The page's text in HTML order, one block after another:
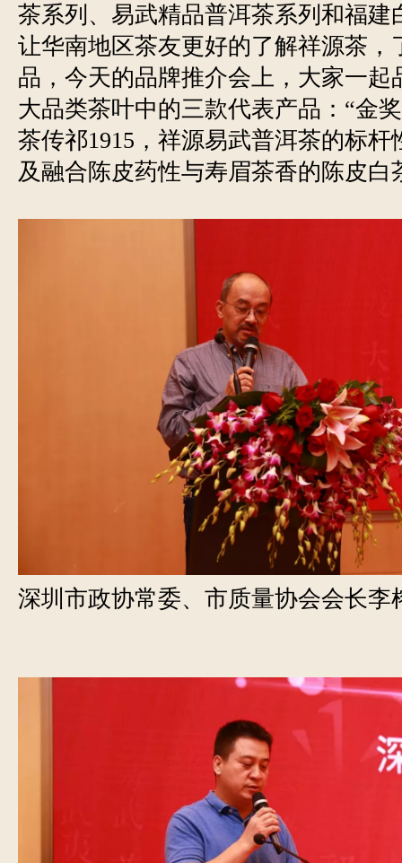
茶系列、易武精品普洱茶系列和福建
让华南地区茶友更好的了解祥源茶，
品，今天的品牌推介会上，大家一起
大品类茶叶中的三款代表产品：“金
茶传祁1915，祥源易武普洱茶的标杆
及融合陈皮药性与寿眉茶香的陈皮白
深圳市政协常委、市质量协会会长李